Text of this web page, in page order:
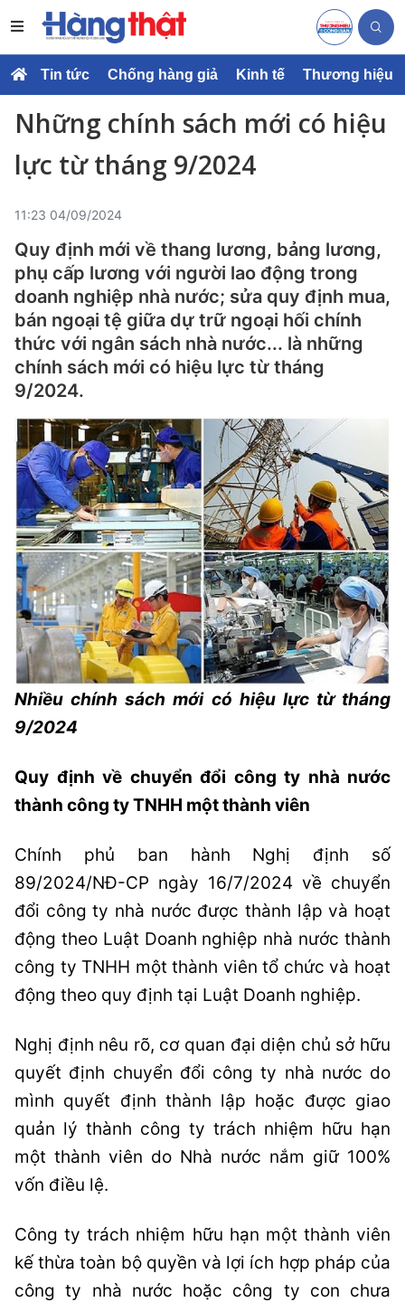
Tin tức Chống hàng giả Kinh tế Thương hiệu
Những chính sách mới có hiệu
lực từ tháng 9/2024
11:23 04/09/2024
Quy định mới về thang lương, bảng lương,
phụ cấp lương với người lao động trong
doanh nghiệp nhà nước; sửa quy định mua,
bán ngoại tệ giữa dự trữ ngoại hối chính
thức với ngân sách nhà nước... là những
chính sách mới có hiệu lực từ tháng
9/2024.
Nhiều chính sách mới có hiệu lực từ tháng
9/2024
Quy định về chuyển đổi công ty nhà nước
thành công ty TNHH một thành viên
Chính phủ ban hành Nghị định số
89/2024/NĐ-CP ngày 16/7/2024 về chuyển
đổi công ty nhà nước được thành lập và hoạt
động theo Luật Doanh nghiệp nhà nước thành
công ty TNHH một thành viên tổ chức và hoạt
động theo quy định tại Luật Doanh nghiệp.
Nghị định nêu rõ, cơ quan đại diện chủ sở hữu
quyết định chuyển đổi công ty nhà nước do
mình quyết định thành lập hoặc được giao
quản lý thành công ty trách nhiệm hữu hạn
một thành viên do Nhà nước nắm giữ 100%
vốn điều lệ.
Công ty trách nhiệm hữu hạn một thành viên
kế thừa toàn bộ quyền và lợi ích hợp pháp của
công ty nhà nước hoặc công ty con chưa